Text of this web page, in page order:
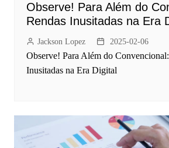
Observe! Para Além do
Rendas Inusitadas na Era
Jackson Lopez 2025-02-06
Observe! Para Além do
Inusitadas na Era Digital